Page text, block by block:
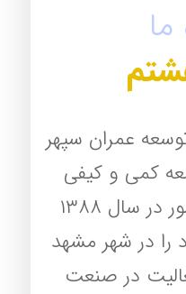
ما
عمران سپهر
کمی و کیفی
سرمایه گذاری در کشور در سال ۱۳۸۸
در شهر مشهد
در صنعت